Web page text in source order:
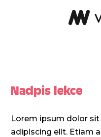
Nadpis lekce
Lorem ipsum dolor
adipiscing elit. Etiam